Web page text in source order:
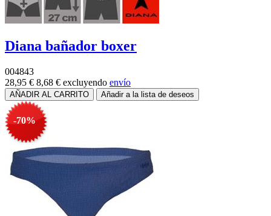
Diana bañador boxer
004843
28,95 € 8,68 € excluyendo envío
-70%